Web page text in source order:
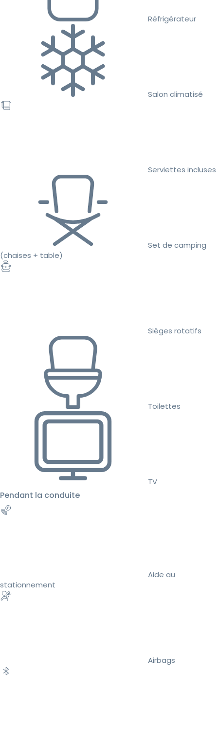
Réfrigérateur
Salon climatisé
Serviettes incluses
Set de camping
(chaises + table)
Sièges rotatifs
Toilettes
TV
Pendant la conduite
Aide au
stationnement
Airbags